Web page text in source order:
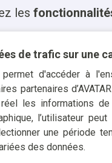
les
de trafic sur une
permet d'accéder à
partenaires
les informations
l’utilisateur
une période
des données.